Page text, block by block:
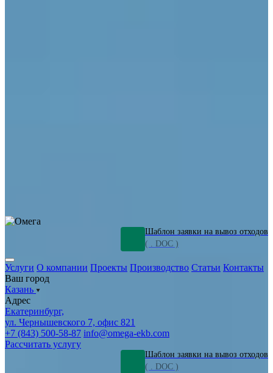
Шаблон заявки на вывоз отходов
( . DOC )
Услуги О компании Проекты Производство Статьи Контакты
Ваш город
Казань
Адрес
Екатеринбург,
ул. Чернышевского 7, офис 821
+7 (843) 500-58-87 info@omega-ekb.com
Рассчитать услугу
Шаблон заявки на вывоз отходов
( . DOC )